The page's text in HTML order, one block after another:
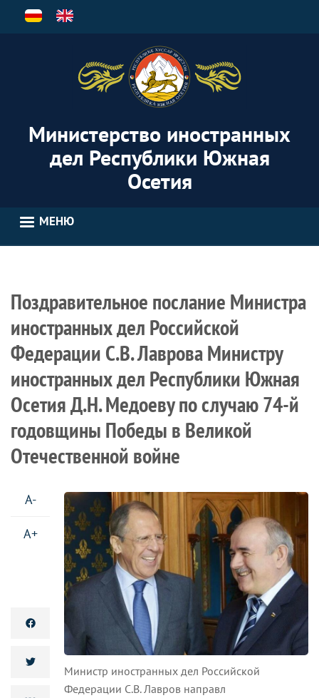
Перейти
Министерство иностранных
дел Республики Южная
Осетия
МЕНЮ
Поздравительное послание Министра
иностранных дел Российской
Федерации С.В. Лаврова Министру
иностранных дел Республики Южная
Осетия Д.Н. Медоеву по случаю 74-й
годовщины Победы в Великой
Отечественной войне
A-
A+
Министр иностранных дел Российской
Федерации С.В. Лавров направл